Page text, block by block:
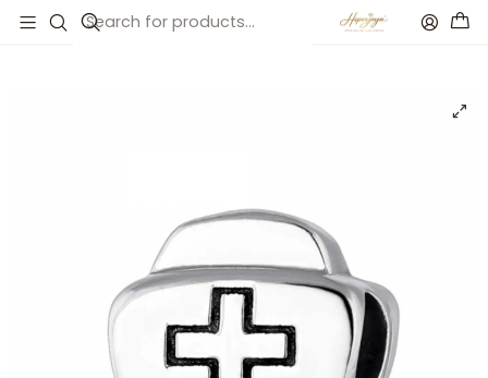
Inicio Catálogo Abalorio maletín de enfermera plata